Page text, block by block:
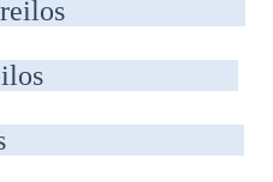
Freilos